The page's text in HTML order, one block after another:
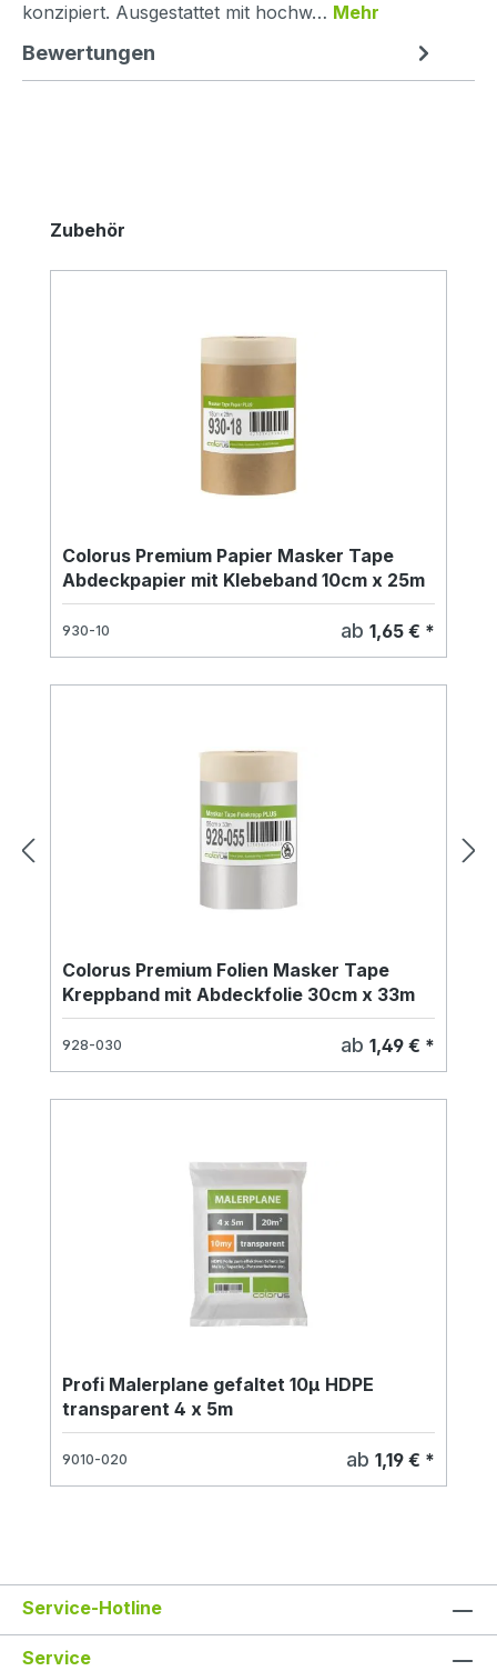
konzipiert. Ausgestattet mit hochw… Mehr
Bewertungen
Produktgalerie überspringen
Zubehör
Colorus Premium Papier Masker Tape
Abdeckpapier mit Klebeband 10cm x 25m
930-10 ab 1,65 € *
Colorus Premium Folien Masker Tape
Kreppband mit Abdeckfolie 30cm x 33m
928-030 ab 1,49 € *
Profi Malerplane gefaltet 10µ HDPE
transparent 4 x 5m
9010-020 ab 1,19 € *
Service-Hotline
Service